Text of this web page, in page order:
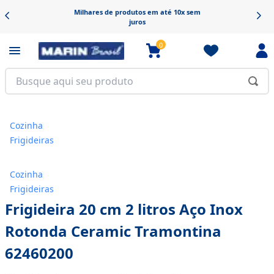
em até 10x sem
Frete
0
Cozinha
Frigideiras
Cozinha
Frigideiras
Frigideira 20 cm 2 litros Aço Inox
Rotonda Ceramic Tramontina
62460200